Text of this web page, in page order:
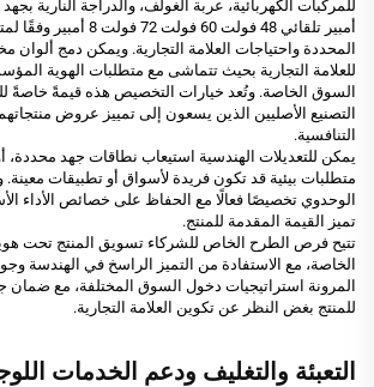
أمبير تلقائي 48 فولت 60 فولت
المحددة واحتياجات العلامة التجارية. ويمكن دمج ألوان
للعلامة التجارية بحيث تتماشى مع متطلبات الهوية
السوق الخاصة. وتُعد خيارات التخصيص هذه قيمةً خاصةً
التصنيع الأصليين الذين يسعون إلى تمييز عروض
التنافسية.
يمكن للتعديلات الهندسية استيعاب نطاقات جهد محددة،
متطلبات بيئية قد تكون فريدة لأسواق أو تطبيقات معينة.
الوحدوي تخصيصًا فعالًا مع الحفاظ على خصائص الأداء
تميز القيمة المقدمة للمنتج.
تتيح فرص الطرح الخاص للشركاء تسويق المنتج تحت هوية
الخاصة، مع الاستفادة من التميز الراسخ في الهندسة
المرونة استراتيجيات دخول السوق المختلفة، مع ضمان
للمنتج بغض النظر عن تكوين العلامة التجارية.
التعبئة والتغليف ودعم الخدمات